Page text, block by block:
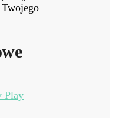
Twojego
Play